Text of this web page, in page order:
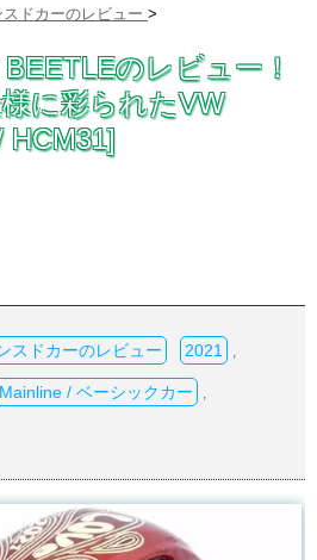
スドカーのレビュー >
のレビュー！
に彩られたVW
HCM31]
スドカーのレビュー 2021
Mainline / ベーシックカー